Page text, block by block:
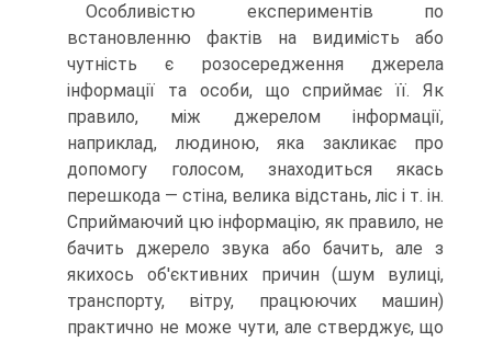
Особливістю експериментів по
встановленню фактів на видимість або
чутність є розосередження джерела
інформації та особи, що сприймає її. Як
правило, між джерелом інформації,
наприклад, людиною, яка закликає про
допомогу голосом, знаходиться якась
перешкода — стіна, велика відстань, ліс і т. ін.
Сприймаючий цю інформацію, як правило, не
бачить джерело звука або бачить, але з
якихось об'єктивних причин (шум вулиці,
транспорту, вітру, працюючих машин)
практично не може чути, але стверджує, що